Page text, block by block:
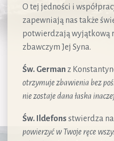
O tej jedności i
zapewniają nas także
potwierdzają wyjątkową
zbawczym Jej Syna.
Św. German z
otrzymuje zbawienia bez
nie zostaje dana łaska
Św. Ildefons stwierdza
powierzyć w Twoje ręce